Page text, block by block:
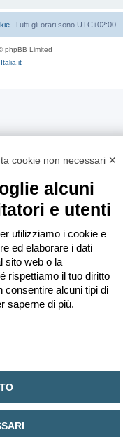
Tutti gli orari sono UTC+02:00
phpBB Limited
cookie non necessari ✕
alcuni
e utenti
utilizziamo i cookie e
ed elaborare i dati
sito web o la
rispettiamo il tuo diritto
consentire alcuni tipi di
saperne di più.